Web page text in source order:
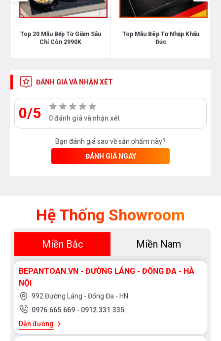
Tiết kiệm thời gian: Trong khi nấu lượng nhiệt lượng
của BẾP TỪ D’MESTIK ES742DKI thoát ra rất ít giúp
giảm thời gian nấu ăn lên đến 50% so với việc sử
thoải mái.
Hãy đến với Bếp An Toàn để được tư vấn và
có những ưu đãi tốt nhất
Hotline : 0912 331 335 hoặc 0976 665 669
Top 20 Mẫu Bếp Từ Giảm Sâu
Chỉ Còn 2990K
Top Mẫu Bêp Từ Nhập Khẩu
Đức
ĐÁNH GIÁ VÀ NHẬN XÉT
0/5 0 đánh giá và nhận xét
Bạn đánh giá sao về sản phẩm này?
ĐÁNH GIÁ NGAY
Hệ Thống Showroom
Miền Bắc Miền Nam
BEPANTOAN.VN - ĐƯỜNG LÁNG - ĐỐNG ĐA - HÀ
NỘI
992 Đường Láng - Đống Đa - HN
0976.665.669 - 0912.331.335
Dẫn đường